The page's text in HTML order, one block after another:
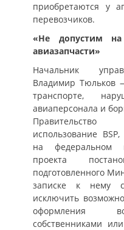
приобретаются у
перевозчиков.
«Не допустим
авиазапчасти»
Начальник
Владимир Тюльков
транспорте,
авиаперсонала и
Правительство
использование
на федеральном
проекта
подготовленного
записке к нему
исключить
оформления
собственниками